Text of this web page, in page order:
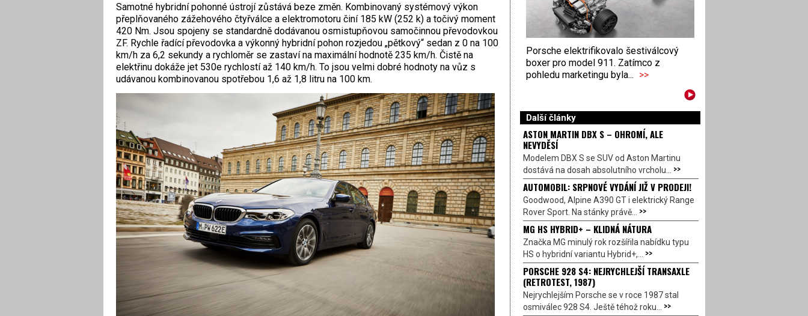
Samotné hybridní pohonné ústrojí zůstává beze změn. Kombinovaný systémový výkon
přeplňovaného zážehového čtyřválce a elektromotoru činí 185 kW (252 k) a točivý moment
420 Nm. Jsou spojeny se standardně dodávanou osmistupňovou samočinnou převodovkou
ZF. Rychle řadící převodovka a výkonný hybridní pohon rozjedou „pětkový“ sedan z 0 na 100
km/h za 6,2 sekundy a rychloměr se zastaví na maximální hodnotě 235 km/h. Čistě na
elektřinu dokáže jet 530e rychlostí až 140 km/h. To jsou velmi dobré hodnoty na vůz s
udávanou kombinovanou spotřebou 1,6 až 1,8 litru na 100 km.
Porsche elektrifikovalo šestiválcový
boxer pro model 911. Zatímco z
pohledu marketingu byla... >>
Další články
ASTON MARTIN DBX S – OHROMÍ, ALE
NEVYDĚSÍ
Modelem DBX S se SUV od Aston Martinu
dostává na dosah absolutního vrcholu... >>
AUTOMOBIL: SRPNOVÉ VYDÁNÍ JIŽ V PRODEJI!
Goodwood, Alpine A390 GT i elektrický Range
Rover Sport. Na stánky právě... >>
MG HS HYBRID+ – KLIDNÁ NÁTURA
Značka MG minulý rok rozšířila nabídku typu
HS o hybridní variantu Hybrid+,... >>
PORSCHE 928 S4: NEJRYCHLEJŠÍ TRANSAXLE
(RETROTEST, 1987)
Nejrychlejším Porsche se v roce 1987 stal
osmiválec 928 S4. Ještě téhož roku... >>